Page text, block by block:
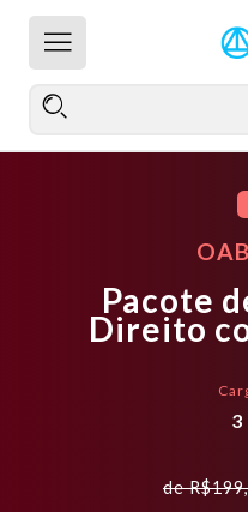
Pacote
Direito
3
de